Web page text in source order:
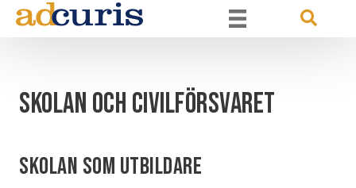
Skolan och civilförsvaret
Skolan som utbildare